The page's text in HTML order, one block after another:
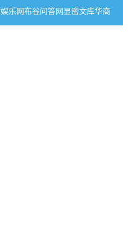
乐网布谷问答网显密文库华商